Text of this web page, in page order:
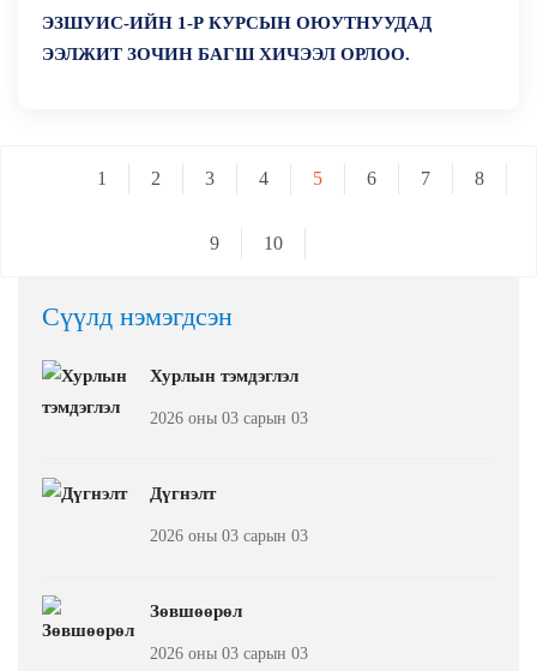
ЭЗШУИС-ИЙН 1-Р КУРСЫН ОЮУТНУУДАД
ЭЭЛЖИТ ЗОЧИН БАГШ ХИЧЭЭЛ ОРЛОО.
1 2 3 4 5 6 7 8
9 10
Сүүлд нэмэгдсэн
Хурлын тэмдэглэл
2026 оны 03 сарын 03
Дүгнэлт
2026 оны 03 сарын 03
Зөвшөөрөл
2026 оны 03 сарын 03